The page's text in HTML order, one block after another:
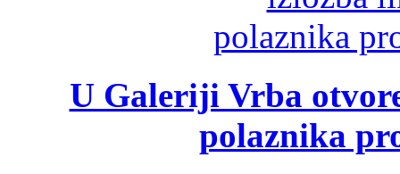
U Galeriji Vrba
polaznika